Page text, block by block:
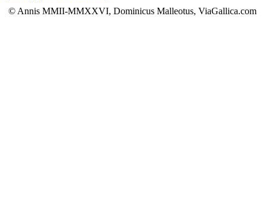
© Annis MMII-MMXXVI, Dominicus Malleotus, ViaGallica.com